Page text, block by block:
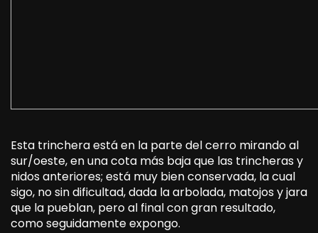
Esta trinchera está en la parte del cerro mirando al
sur/oeste, en una cota más baja que las trincheras y
nidos anteriores; está muy bien conservada, la cual
sigo, no sin dificultad, dada la arbolada, matojos y jara
que la pueblan, pero al final con gran resultado,
como seguidamente expongo.